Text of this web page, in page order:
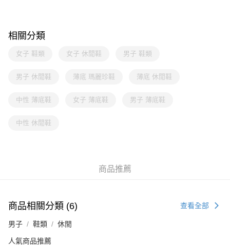
相關分類
女子 鞋類 女子 休閒鞋 男子 鞋類
男子 休閒鞋 薄底 瑪麗珍鞋 薄底 休閒鞋
中性 薄底鞋 女子 薄底鞋 男子 薄底鞋
中性 休閒鞋
商品推薦
商品相關分類 (6) 查看全部
男子 鞋類 休閒
人氣商品推薦